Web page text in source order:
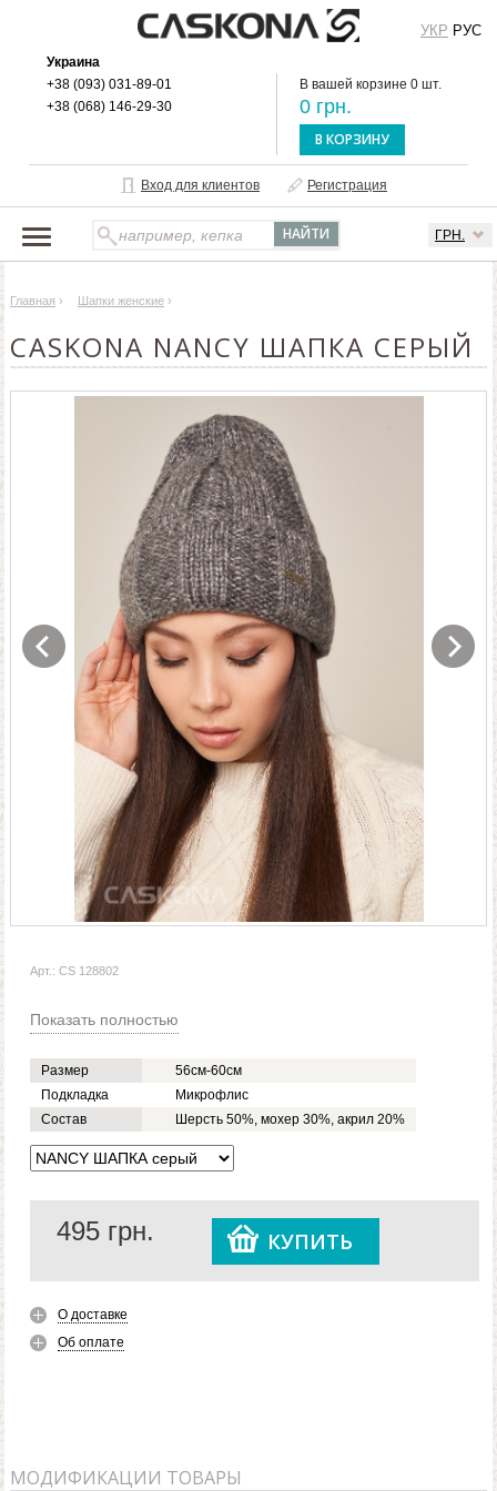
Украина
+38 (093) 031-89-01
+38 (068) 146-29-30
В вашей корзине 0 шт.
0 грн.
В КОРЗИНУ
Вход для клиентов Регистрация
ГРН.
УКР РУС
О БРЕНДЕ
ДОСТАВКА И ОПЛАТА
Главная › Шапки женские ›
CASKONA NANCY ШАПКА СЕРЫЙ
Арт.: CS 128802
Показать полностью
Размер
56см-60см
Подкладка
Микрофлис
Состав
Шерсть 50%, мохер 30%, акрил 20%
495 грн. КУПИТЬ
О доставке
Об оплате
МОДИФИКАЦИИ ТОВАРЫ